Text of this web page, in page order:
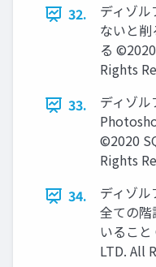
32.
ディゾ
ないと
る
Rights
33.
ディゾ
©2020
Rights
34.
ディゾ
全ての階
いること
LTD. All